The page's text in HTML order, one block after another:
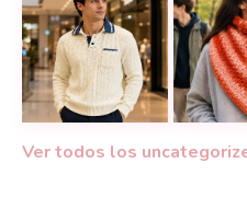
Un suéter masculino
Ver todos los